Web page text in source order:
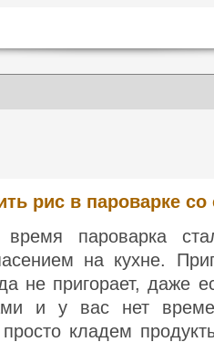
рис в пароварке
время пароварка
на кухне.
не пригорает, даже
и у вас нет
кладем